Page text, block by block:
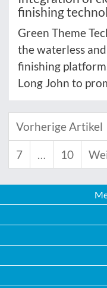
finishing
Green Theme
the waterless
finishing
Long John to
Vorherige Artikel
7 … 10